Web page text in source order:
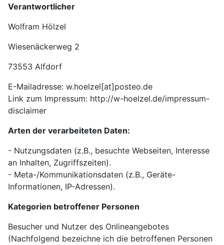
Verantwortlicher
Wolfram Hölzel
Wiesenäckerweg 2
73553 Alfdorf
E-Mailadresse: w.hoelzel[at]posteo.de
Link zum Impressum: http://w-hoelzel.de/impressum-
disclaimer
Arten der verarbeiteten Daten:
- Nutzungsdaten (z.B., besuchte Webseiten, Interesse
an Inhalten, Zugriffszeiten).
- Meta-/Kommunikationsdaten (z.B., Geräte-
Informationen, IP-Adressen).
Kategorien betroffener Personen
Besucher und Nutzer des Onlineangebotes
(Nachfolgend bezeichne ich die betroffenen Personen